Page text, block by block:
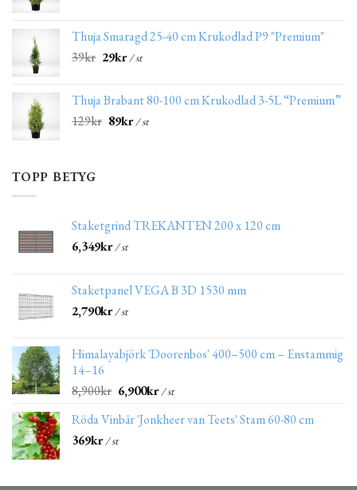
Thuja Smaragd 25-40 cm Krukodlad P9 "Premium"
39kr 29kr/ st
Thuja Brabant 80-100 cm Krukodlad 3-5L “Premium”
129kr 89kr/ st
TOPP BETYG
Staketgrind TREKANTEN 200 x 120 cm
6,349kr/ st
Staketpanel VEGA B 3D 1530 mm
2,790kr/ st
Himalayabjörk 'Doorenbos' 400–500 cm – Enstammig
14–16
8,900kr 6,900kr/ st
Röda Vinbär 'Jonkheer van Teets' Stam 60-80 cm
369kr/ st